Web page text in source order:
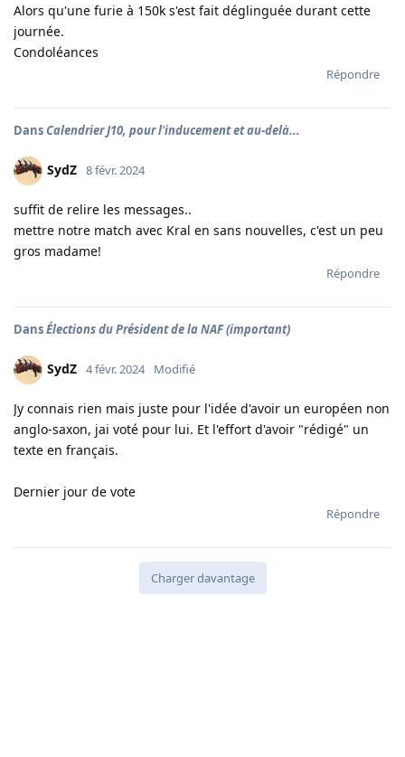
Alors qu'une furie à 150k s'est fait déglinguée durant cette
journée.
Condoléances
Répondre
DansCalendrier J10, pour l'inducement et au-delà...
SydZ 8 févr. 2024
suffit de relire les messages..
mettre notre match avec Kral en sans nouvelles, c'est un peu
gros madame!
Répondre
DansÉlections du Président de la NAF (important)
SydZ 4 févr. 2024 Modifié
Jy connais rien mais juste pour l'idée d'avoir un européen non
anglo-saxon, jai voté pour lui. Et l'effort d'avoir "rédigé" un
texte en français.
Dernier jour de vote
Répondre
Charger davantage